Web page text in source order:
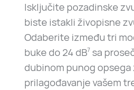
Isključite pozadinske
biste istakli živopisne
Odaberite između tri
buke do 24 dB7sa
dubinom punog opsega
prilagođavanje vašem